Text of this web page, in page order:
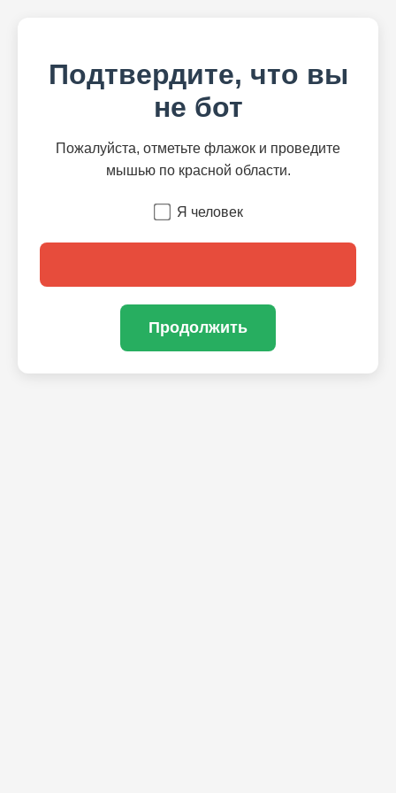
Подтвердите, что вы
не бот
Пожалуйста, отметьте флажок и проведите
мышью по красной области.
Я человек
Продолжить